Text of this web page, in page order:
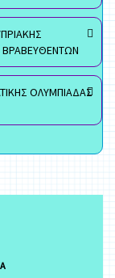
ΒΡΑΒΕΥΘΕΝΤΩΝ
ΟΛΥΜΠΙΑΔΑΣ